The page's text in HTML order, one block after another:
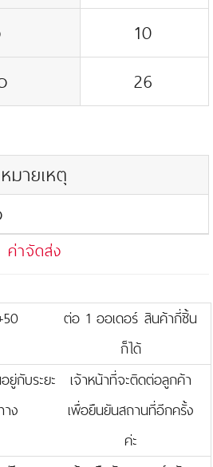
10
26
หมายเหตุ
ค่าจัดส่ง
ต่อ 1 ออเดอร์ สินค้ากี่ชิ้น
ก็ได้
ยู่กับระยะ
ง
เจ้าหน้าที่จะติดต่อลูกค้า
เพื่อยืนยันสถานที่อีกครั้ง
ค่ะ